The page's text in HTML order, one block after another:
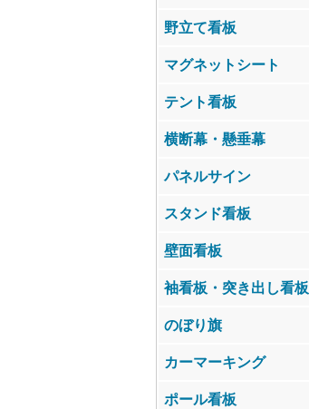
野立て看板
マグネットシート
テント看板
横断幕・懸垂幕
パネルサイン
スタンド看板
壁面看板
袖看板・突き出し看板
のぼり旗
カーマーキング
ポール看板